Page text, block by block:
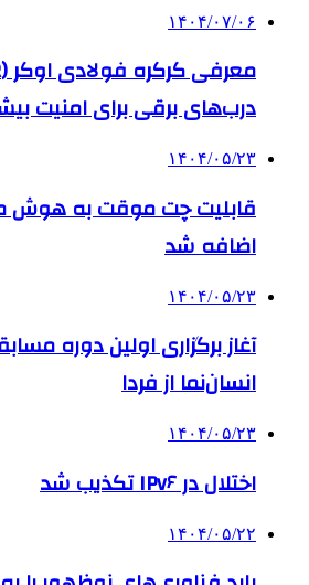
۱۴۰۴/۰۷/۰۶
درب‌های برقی برای امنیت
۱۴۰۴/۰۵/۲۳
قابلیت چت موقت به
اضافه شد
۱۴۰۴/۰۵/۲۳
آغاز برگزاری اولین دوره
انسان‌نما از فردا
۱۴۰۴/۰۵/۲۳
اختلال در IPv۶ تکذیب شد
۱۴۰۴/۰۵/۲۲